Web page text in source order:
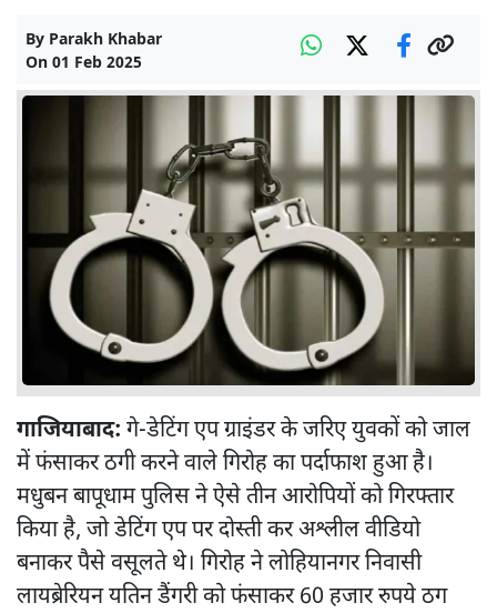
By Parakh Khabar
On 01 Feb 2025
गाजियाबाद: गे-डेटिंग एप ग्राइंडर के जरिए युवकों को जाल
में फंसाकर ठगी करने वाले गिरोह का पर्दाफाश हुआ है।
मधुबन बापूधाम पुलिस ने ऐसे तीन आरोपियों को गिरफ्तार
किया है, जो डेटिंग एप पर दोस्ती कर अश्लील वीडियो
बनाकर पैसे वसूलते थे। गिरोह ने लोहियानगर निवासी
लायब्रेरियन यतिन डैंगरी को फंसाकर 60 हजार रुपये ठग